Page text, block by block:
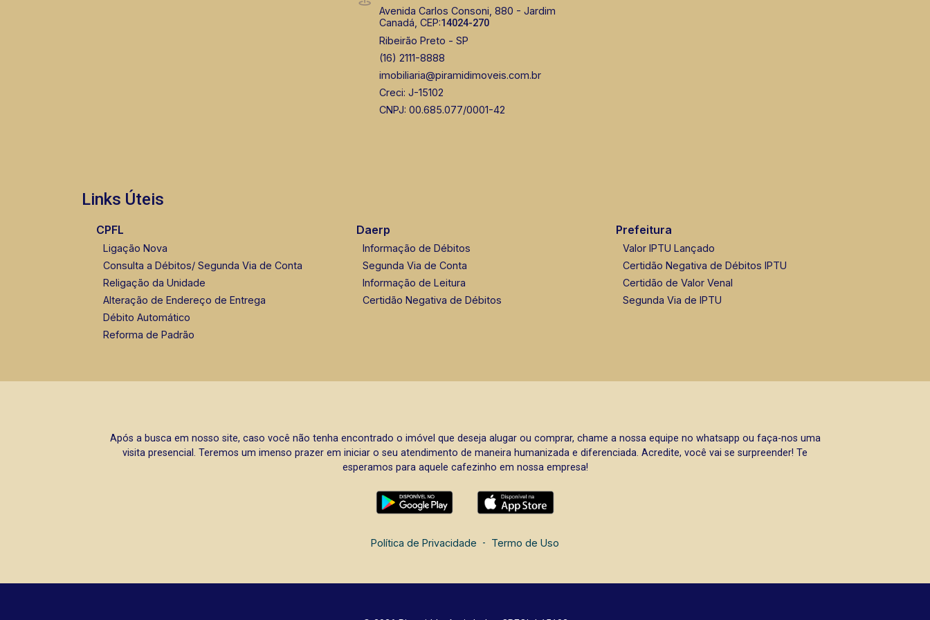
Avenida Carlos Consoni, 880 - Jardim
Canadá, CEP:14024-270
Ribeirão Preto - SP
(16) 2111-8888
imobiliaria@piramidimoveis.com.br
Creci: J-15102
CNPJ: 00.685.077/0001-42
Links Úteis
CPFL
Ligação Nova
Consulta a Débitos/ Segunda Via de Conta
Religação da Unidade
Alteração de Endereço de Entrega
Débito Automático
Reforma de Padrão
Daerp
Informação de Débitos
Segunda Via de Conta
Informação de Leitura
Certidão Negativa de Débitos
Prefeitura
Valor IPTU Lançado
Certidão Negativa de Débitos IPTU
Certidão de Valor Venal
Segunda Via de IPTU
Após a busca em nosso site, caso você não tenha encontrado o imóvel que deseja alugar ou comprar, chame a nossa equipe no whatsapp ou faça-nos uma
visita presencial. Teremos um imenso prazer em iniciar o seu atendimento de maneira humanizada e diferenciada. Acredite, você vai se surpreender! Te
esperamos para aquele cafezinho em nossa empresa!
Política de Privacidade - Termo de Uso